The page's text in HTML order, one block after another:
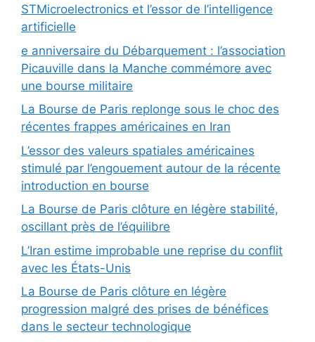
STMicroelectronics et l’essor de l’intelligence
artificielle
e anniversaire du Débarquement : l’association
Picauville dans la Manche commémore avec
une bourse militaire
La Bourse de Paris replonge sous le choc des
récentes frappes américaines en Iran
L’essor des valeurs spatiales américaines
stimulé par l’engouement autour de la récente
introduction en bourse
La Bourse de Paris clôture en légère stabilité,
oscillant près de l’équilibre
L’Iran estime improbable une reprise du conflit
avec les États-Unis
La Bourse de Paris clôture en légère
progression malgré des prises de bénéfices
dans le secteur technologique